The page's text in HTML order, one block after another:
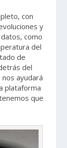
con
y
como
del
de
del
ayudará
plataforma
que